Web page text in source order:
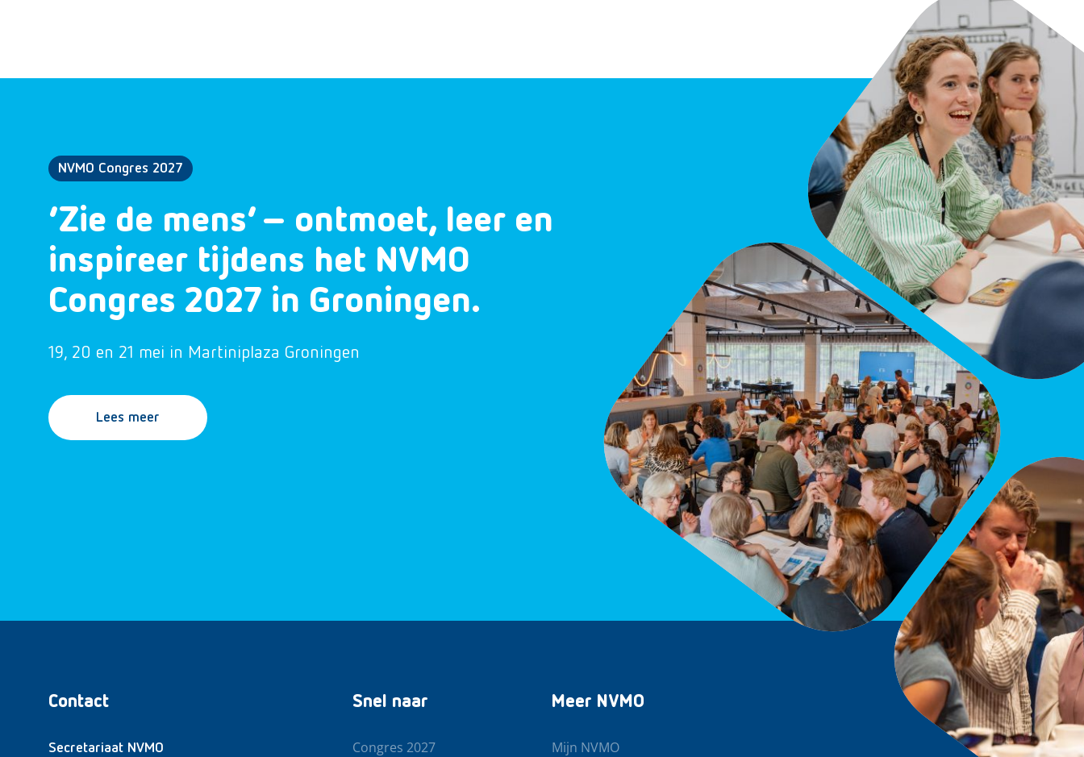
NVMO Congres 2027
‘Zie de mens’ – ontmoet, leer en
inspireer tijdens het NVMO
Congres 2027 in Groningen.
19, 20 en 21 mei in Martiniplaza Groningen
Lees meer
Contact
Secretariaat NVMO
Snel naar
Congres 2027
Meer NVMO
Mijn NVMO